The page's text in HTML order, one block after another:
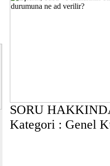
SORU
Kategori : Genel